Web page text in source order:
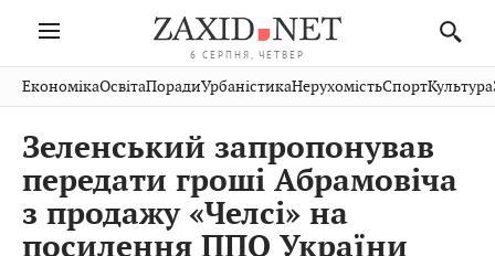
6 СЕРПНЯ, ЧЕТВЕР
Івано-
Франківськ
Волинь
Закарпаття
Рівне
Шептицький
Стрий
Хмельницький
Вінниця
Публікації
Авто СловкоКультура
Кіно Дім СпортКраєзнавство
ФотоОсвітаНерухомість
Домашні
ЕкономікаОсвітаПорадиУрбаністикаНерухомістьСпортКультура
Зеленський запропонував
передати гроші Абрамовіча
з продажу «Челсі» на
посилення ППО України